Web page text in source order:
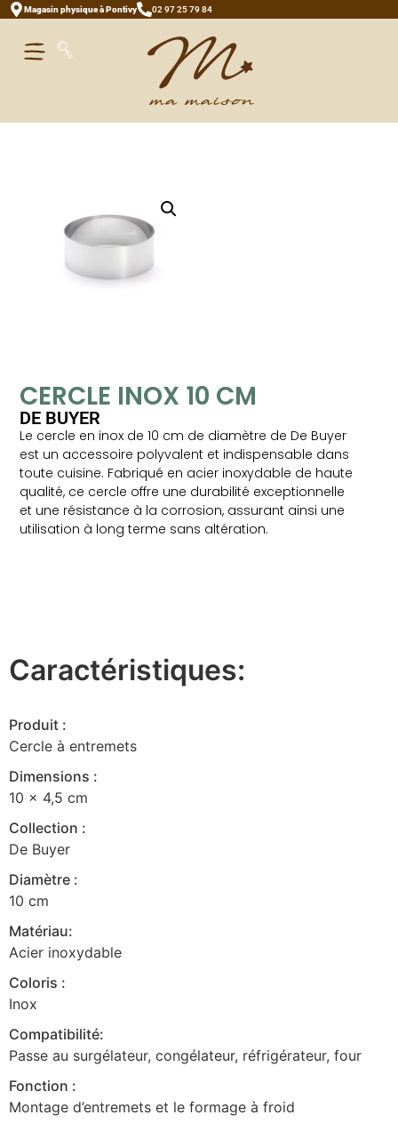
Magasin physique à Pontivy 02 97 25 79 84
CERCLE INOX 10 CM
DE BUYER
Le cercle en inox de 10 cm de diamètre de De Buyer
est un accessoire polyvalent et indispensable dans
toute cuisine. Fabriqué en acier inoxydable de haute
qualité, ce cercle offre une durabilité exceptionnelle
et une résistance à la corrosion, assurant ainsi une
utilisation à long terme sans altération.
Caractéristiques:
Produit :
Cercle à entremets
Dimensions :
10 x 4,5 cm
Collection :
De Buyer
Diamètre :
10 cm
Matériau:
Acier inoxydable
Coloris :
Inox
Compatibilité:
Passe au surgélateur, congélateur, réfrigérateur, four
Fonction :
Montage d’entremets et le formage à froid